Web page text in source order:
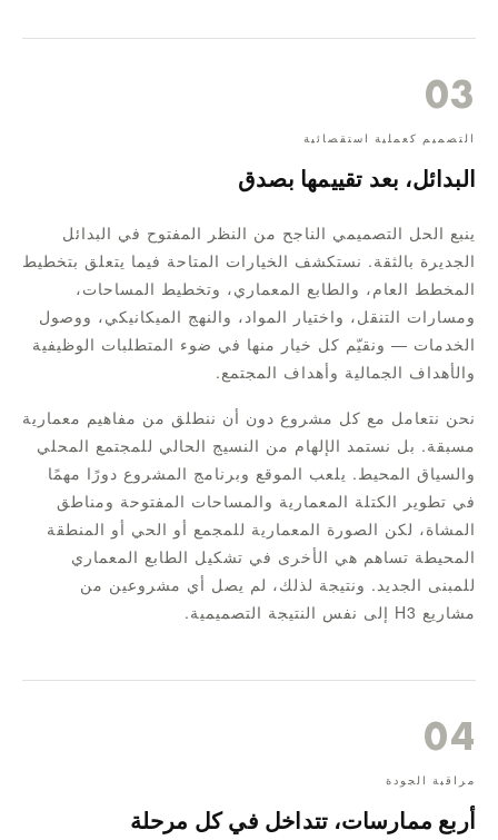
03
التصميم كعملية استقصائية
البدائل، بعد تقييمها بصدق
ينبع الحل التصميمي الناجح من النظر المفتوح في البدائل
الجديرة بالثقة. نستكشف الخيارات المتاحة فيما يتعلق بتخطيط
المخطط العام، والطابع المعماري، وتخطيط المساحات،
ومسارات التنقل، واختيار المواد، والنهج الميكانيكي، ووصول
الخدمات — ونقيّم كل خيار منها في ضوء المتطلبات الوظيفية
والأهداف الجمالية وأهداف المجتمع.
نحن نتعامل مع كل مشروع دون أن ننطلق من مفاهيم معمارية
مسبقة. بل نستمد الإلهام من النسيج الحالي للمجتمع المحلي
والسياق المحيط. يلعب الموقع وبرنامج المشروع دورًا مهمًا
في تطوير الكتلة المعمارية والمساحات المفتوحة ومناطق
المشاة، لكن الصورة المعمارية للمجمع أو الحي أو المنطقة
المحيطة تساهم هي الأخرى في تشكيل الطابع المعماري
للمبنى الجديد. ونتيجة لذلك، لم يصل أي مشروعين من
مشاريع H3 إلى نفس النتيجة التصميمية.
04
مراقبة الجودة
أربع ممارسات، تتداخل في كل مرحلة